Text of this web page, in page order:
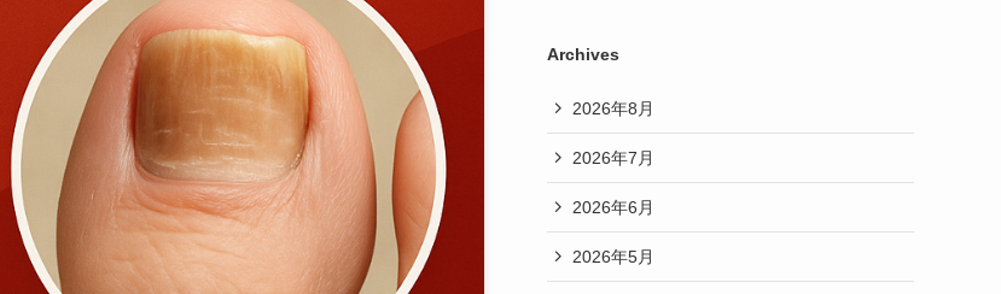
Archives
2026年8月
2026年7月
2026年6月
2026年5月